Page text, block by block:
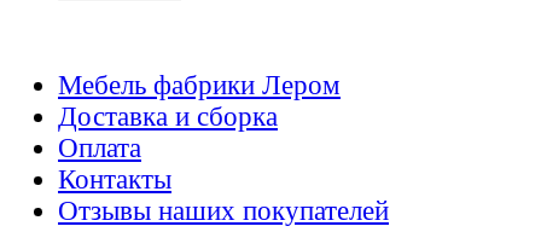
Мебель фабрики Лером
Доставка и сборка
Оплата
Контакты
Отзывы наших покупателей